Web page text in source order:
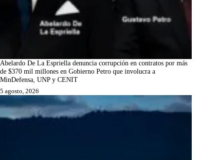
Abelardo De La Espriella denuncia corrupción en contratos por más
de $370 mil millones en Gobierno Petro que involucra a
MinDefensa, UNP y CENIT
5 agosto, 2026